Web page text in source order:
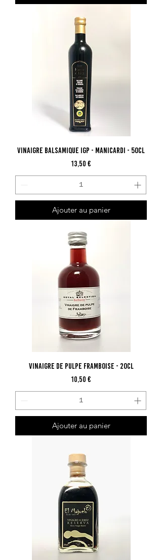
Vinaigre Balsamique IGP - Manicardi - 50cl
Prix
13,50 €
Ajouter au panier
Vinaigre de Pulpe Framboise - 20cl
Prix
10,50 €
Ajouter au panier